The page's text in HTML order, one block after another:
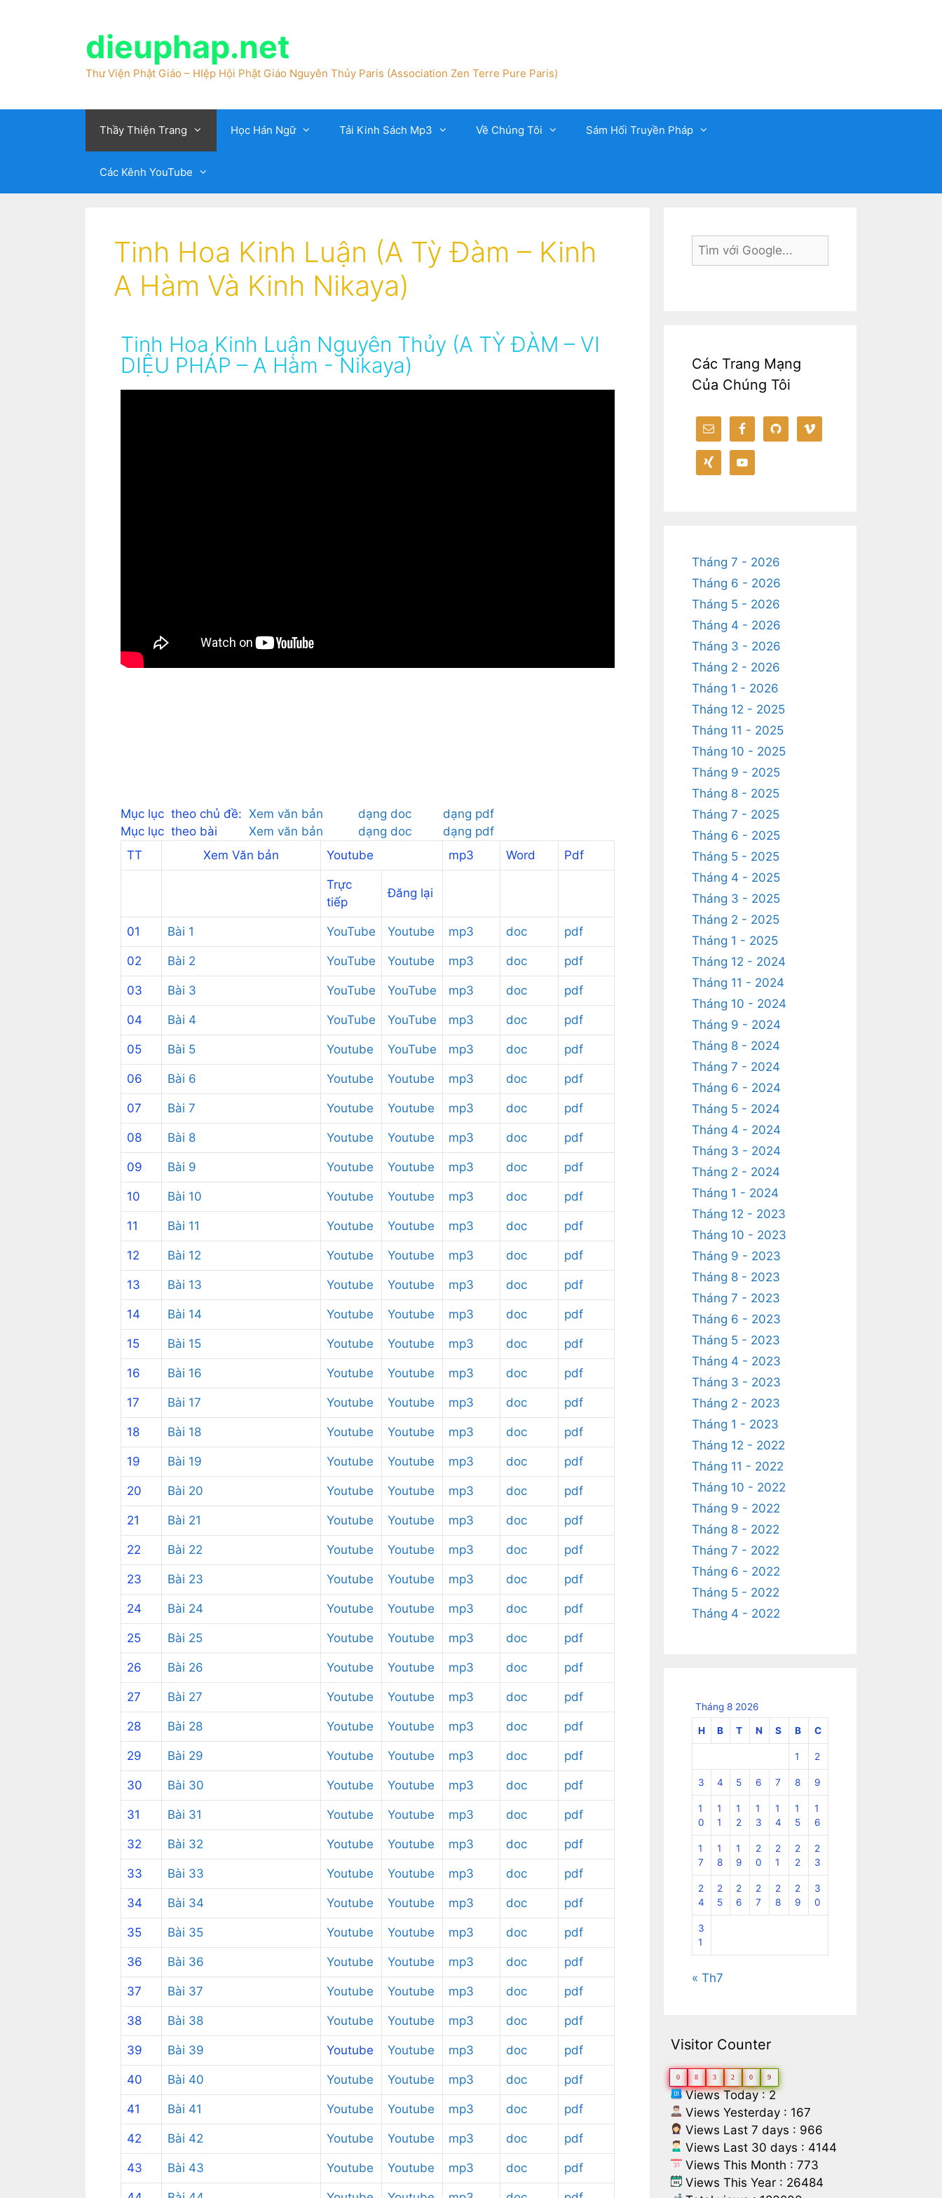
dieuphap.net
Thư Viện Phật Giáo – HIệp Hội Phật Giáo Nguyên Thủy Paris (Association Zen Terre Pure Paris)
Thầy Thiện Trang Học Hán Ngữ Tải Kinh Sách Mp3 Về Chúng Tôi Sám Hối Truyền Pháp
Các Kênh YouTube
Tinh Hoa Kinh Luận (A Tỳ Đàm – Kinh
A Hàm Và Kinh Nikaya)
Tinh Hoa Kinh Luận Nguyên Thủy (A TỲ ĐÀM – VI
DIỆU PHÁP – A Hàm - Nikaya)
Mục lục theo chủ đề: Xem văn bản dạng doc
dạng pdf
Mục lục theo bài Xem văn bản dạng doc
dạng pdf
TT
Xem Văn bản Youtube mp3 Word Pdf
Trực
tiếp
Đăng lại
01 Bài 1 YouTube Youtube mp3 doc pdf
02 Bài 2 YouTube Youtube mp3 doc pdf
03 Bài 3 YouTube YouTube mp3 doc pdf
04 Bài 4 YouTube YouTube mp3 doc pdf
05 Bài 5 Youtube YouTube mp3 doc pdf
06 Bài 6 Youtube Youtube mp3 doc pdf
07 Bài 7 Youtube Youtube mp3 doc pdf
08 Bài 8 Youtube Youtube mp3 doc pdf
09 Bài 9 Youtube Youtube mp3 doc pdf
10 Bài 10 Youtube Youtube mp3 doc pdf
11 Bài 11 Youtube Youtube mp3 doc pdf
12 Bài 12 Youtube Youtube mp3 doc pdf
13 Bài 13 Youtube Youtube mp3 doc pdf
14 Bài 14 Youtube Youtube mp3 doc pdf
15 Bài 15 Youtube Youtube mp3 doc pdf
16 Bài 16 Youtube Youtube mp3 doc pdf
17 Bài 17 Youtube Youtube mp3 doc pdf
18 Bài 18 Youtube Youtube mp3 doc pdf
19 Bài 19 Youtube Youtube mp3 doc pdf
20 Bài 20 Youtube Youtube mp3 doc pdf
21 Bài 21 Youtube Youtube mp3 doc pdf
22 Bài 22 Youtube Youtube mp3 doc pdf
23 Bài 23 Youtube Youtube mp3 doc pdf
24 Bài 24 Youtube Youtube mp3 doc pdf
25 Bài 25 Youtube Youtube mp3 doc pdf
26 Bài 26 Youtube Youtube mp3 doc pdf
27 Bài 27 Youtube Youtube mp3 doc pdf
28 Bài 28 Youtube Youtube mp3 doc pdf
29 Bài 29 Youtube Youtube mp3 doc pdf
30 Bài 30 Youtube Youtube mp3 doc pdf
31 Bài 31 Youtube Youtube mp3 doc pdf
32 Bài 32 Youtube Youtube mp3 doc pdf
33 Bài 33 Youtube Youtube mp3 doc pdf
34 Bài 34 Youtube Youtube mp3 doc pdf
35 Bài 35 Youtube Youtube mp3 doc pdf
36 Bài 36 Youtube Youtube mp3 doc pdf
37 Bài 37 Youtube Youtube mp3 doc pdf
38 Bài 38 Youtube Youtube mp3 doc pdf
39 Bài 39 Youtube Youtube mp3 doc pdf
40 Bài 40 Youtube Youtube mp3 doc pdf
41 Bài 41 Youtube Youtube mp3 doc pdf
42 Bài 42 Youtube Youtube mp3 doc pdf
43 Bài 43 Youtube Youtube mp3 doc pdf
Các Trang Mạng
Của Chúng Tôi
Tháng 7 - 2026
Tháng 6 - 2026
Tháng 5 - 2026
Tháng 4 - 2026
Tháng 3 - 2026
Tháng 2 - 2026
Tháng 1 - 2026
Tháng 12 - 2025
Tháng 11 - 2025
Tháng 10 - 2025
Tháng 9 - 2025
Tháng 8 - 2025
Tháng 7 - 2025
Tháng 6 - 2025
Tháng 5 - 2025
Tháng 4 - 2025
Tháng 3 - 2025
Tháng 2 - 2025
Tháng 1 - 2025
Tháng 12 - 2024
Tháng 11 - 2024
Tháng 10 - 2024
Tháng 9 - 2024
Tháng 8 - 2024
Tháng 7 - 2024
Tháng 6 - 2024
Tháng 5 - 2024
Tháng 4 - 2024
Tháng 3 - 2024
Tháng 2 - 2024
Tháng 1 - 2024
Tháng 12 - 2023
Tháng 10 - 2023
Tháng 9 - 2023
Tháng 8 - 2023
Tháng 7 - 2023
Tháng 6 - 2023
Tháng 5 - 2023
Tháng 4 - 2023
Tháng 3 - 2023
Tháng 2 - 2023
Tháng 1 - 2023
Tháng 12 - 2022
Tháng 11 - 2022
Tháng 10 - 2022
Tháng 9 - 2022
Tháng 8 - 2022
Tháng 7 - 2022
Tháng 6 - 2022
Tháng 5 - 2022
Tháng 4 - 2022
Tháng 8 2026
H B T N S B C
1 2
3 4 5 6 7 8 9
1
0
1
1
1
2
1
3
1
4
1
5
1
6
1
7
1
8
1
9
2
0
2
1
2
2
2
3
2
4
2
5
2
6
2
7
2
8
2
9
3
0
3
1
« Th7
Visitor Counter
0 8 3 2 0 9
Views Today : 2
Views Yesterday : 167
Views Last 7 days : 966
Views Last 30 days : 4144
Views This Month : 773
Views This Year : 26484